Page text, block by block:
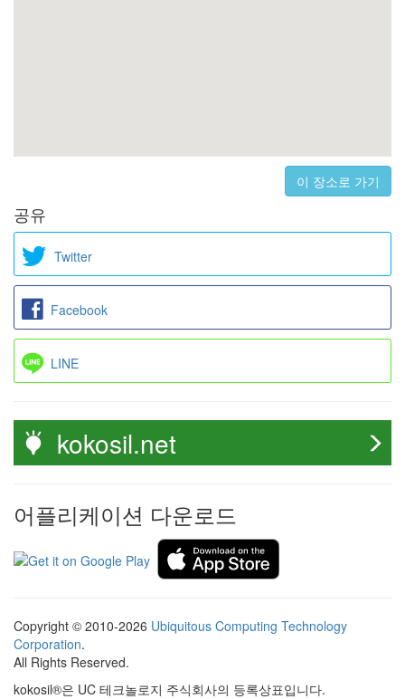
이 장소로 가기
공유
Twitter
Facebook
LINE
kokosil.net
어플리케이션 다운로드
Copyright © 2010-2026 Ubiquitous Computing Technology
Corporation.
All Rights Reserved.
kokosil®은 UC 테크놀로지 주식회사의 등록상표입니다.